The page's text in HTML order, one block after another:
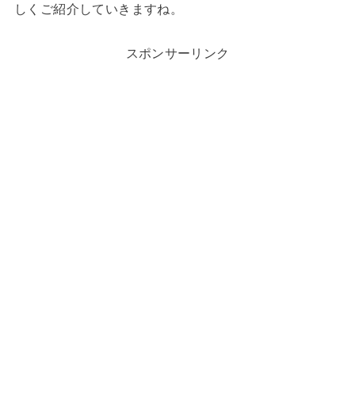
しくご紹介していきますね。
スポンサーリンク